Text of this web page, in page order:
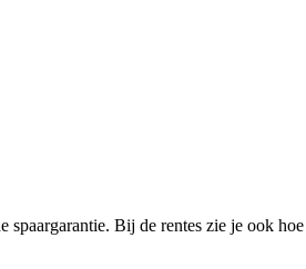
Bij de rentes zie je ook